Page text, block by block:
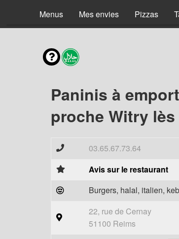
Menus Mes envies Pizzas
Paninis à
proche Witry lès
03.65.67.73.64
Avis sur le restaurant
Burgers, halal, italien,
22, rue de Cernay
51100 Reims